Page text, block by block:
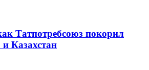
Татпотребсоюз покорил
Казахстан